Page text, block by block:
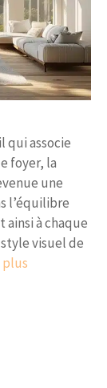
qui associe
foyer, la
une
l’équilibre
à chaque
visuel de
plus